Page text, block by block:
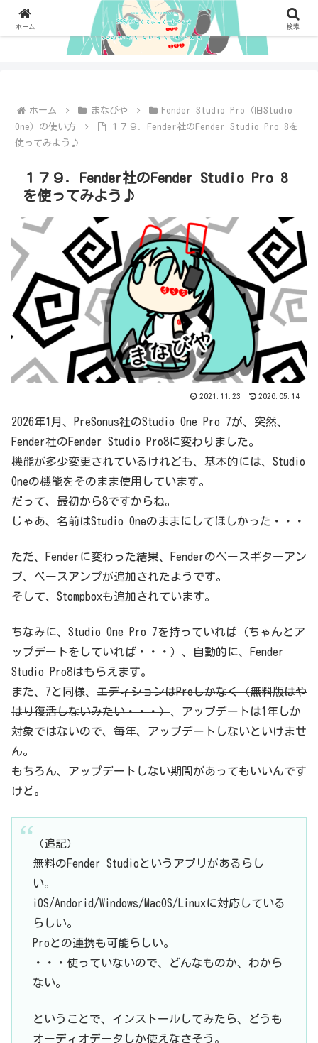
ホーム まなびや
Fender Studio Pro（旧Studio
One）の使い方
１７９．Fender社のFender Studio Pro 8を
使ってみよう♪
１７９．Fender社のFender Studio Pro 8
を使ってみよう♪
2021.11.23 2026.05.14
2026年1月、PreSonus社のStudio One Pro 7が、突然、
Fender社のFender Studio Pro8に変わりました。
機能が多少変更されているけれども、基本的には、Studio
Oneの機能をそのまま使用しています。
だって、最初から8ですからね。
じゃあ、名前はStudio Oneのままにしてほしかった・・・
ただ、Fenderに変わった結果、Fenderのベースギターアン
プ、ベースアンプが追加されたようです。
そして、Stompboxも追加されています。
ちなみに、Studio One Pro 7を持っていれば（ちゃんとア
ップデートをしていれば・・・）、自動的に、Fender
Studio Pro8はもらえます。
また、7と同様、 エディションはProしかなく（無料版はや
はり復活しないみたい・・・）、アップデートは1年しか
対象ではないので、毎年、アップデートしないといけませ
ん。
もちろん、アップデートしない期間があってもいいんです
けど。
（追記）
無料のFender Studioというアプリがあるらし
い。
iOS/Andorid/Windows/MacOS/Linuxに対応している
らしい。
Proとの連携も可能らしい。
・・・使っていないので、どんなものか、わから
ない。
ということで、インストールしてみたら、どうも
オーディオデータしか使えなさそう。
ホーム 検索